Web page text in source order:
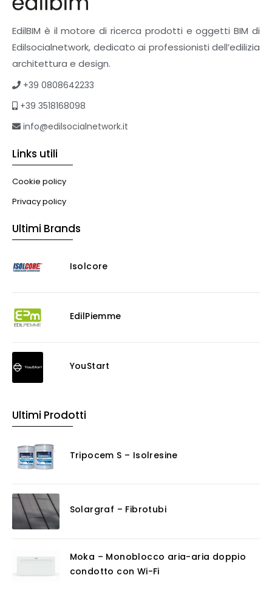
EdilBIM è il motore di ricerca prodotti e oggetti BIM di
Edilsocialnetwork, dedicato ai professionisti dell’edilizia
architettura e design.
+39 0808642233
+39 3518168098
info@edilsocialnetwork.it
Links utili
Cookie policy
Privacy policy
Ultimi Brands
Isolcore
EdilPiemme
YouStart
Ultimi Prodotti
Tripocem S – Isolresine
Solargraf – Fibrotubi
Moka – Monoblocco aria-aria doppio
condotto con Wi-Fi